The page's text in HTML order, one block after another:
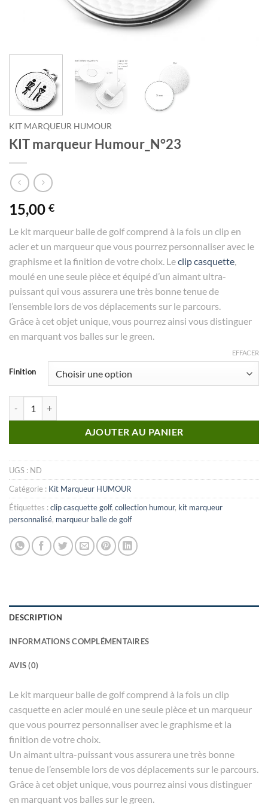
KIT MARQUEUR HUMOUR
KIT marqueur Humour_N°23
15,00 €
Le kit marqueur balle de golf comprend à la fois un clip en
acier et un marqueur que vous pourrez personnaliser avec le
graphisme et la finition de votre choix. Leclip casquette
moulé en une seule pièce et équipé d’un aimant ultra-
puissant qui vous assurera une très bonne tenue de
l’ensemble lors de vos déplacements sur le parcours.
Grâce à cet objet unique, vous pourrez ainsi vous distinguer
en marquant vos balles sur le green.
Finition
EFFACER
AJOUTER AU PANIER
UGS : ND
Catégorie : Kit Marqueur HUMOUR
Étiquettes :clip casquette golf, collection humour, kit marqueur
personnalisé, marqueur balle de golf
DESCRIPTION
INFORMATIONS COMPLÉMENTAIRES
AVIS (0)
Le kit marqueur balle de golf comprend à la fois un clip
casquette en acier moulé en une seule pièce et un marqueur
que vous pourrez personnaliser avec le graphisme et la
finition de votre choix.
Un aimant ultra-puissant vous assurera une très bonne
tenue de l’ensemble lors de vos déplacements sur le parcours.
Grâce à cet objet unique, vous pourrez ainsi vous distinguer
en marquant vos balles sur le green.